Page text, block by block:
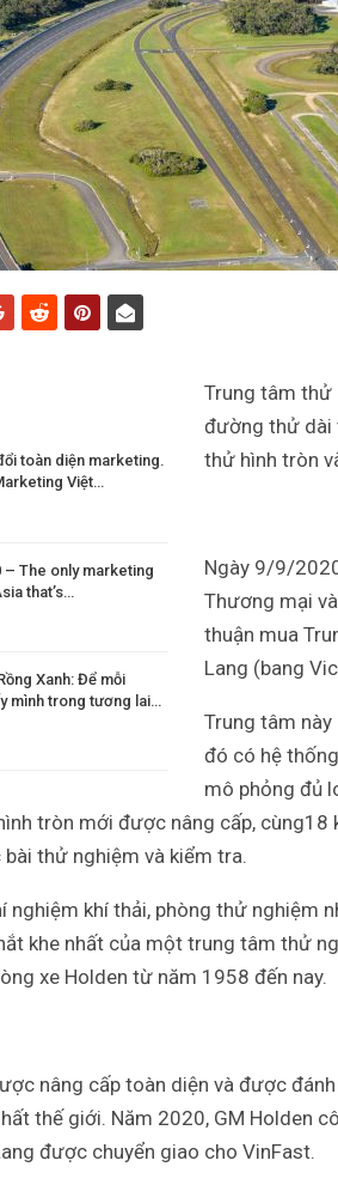
toàn diện marketing.
Việt…
– The only marketing
that’s…
Xanh: Để mỗi
mình trong tương lai…
Trung tâm thử
đường thử dài
thử hình tròn
Ngày 9/9/
Thương mại
thuận mua
Lang (bang
Trung tâm
đó có hệ
mô phỏng đủ
tròn mới được nâng cấp, cùng18
thử nghiệm và kiểm tra.
nghiệm khí thải, phòng thử nghiệm
khe nhất của một trung tâm thử
xe Holden từ năm 1958 đến nay.
nâng cấp toàn diện và được
thế giới. Năm 2020, GM Holden
được chuyển giao cho VinFast.